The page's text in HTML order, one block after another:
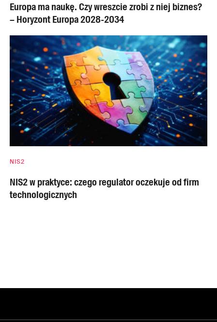
Europa ma naukę. Czy wreszcie zrobi z niej biznes?
– Horyzont Europa 2028-2034
NIS2
NIS2 w praktyce: czego regulator oczekuje od firm
technologicznych